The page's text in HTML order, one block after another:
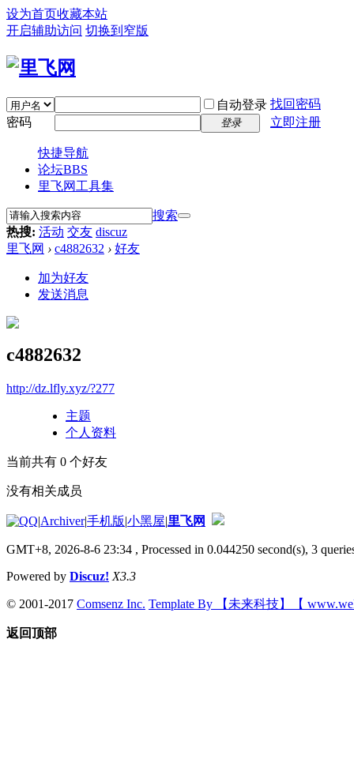
设为首页收藏本站
开启辅助访问 切换到窄版
自动登录 找回密码
密码
登录 立即注册
快捷导航
论坛BBS
里飞网工具集
搜索
热搜: 活动 交友 discuz
里飞网 › c4882632 › 好友
加为好友
发送消息
c4882632
http://dz.lfly.xyz/?277
主题
个人资料
当前共有 0 个好友
没有相关成员
|Archiver|手机版|小黑屋|里飞网
GMT+8, 2026-8-6 23:34 , Processed in 0.044250 second(s), 3
Powered by Discuz! X3.3
© 2001-2017 Comsenz Inc. Template By 【未来科技】【
返回顶部